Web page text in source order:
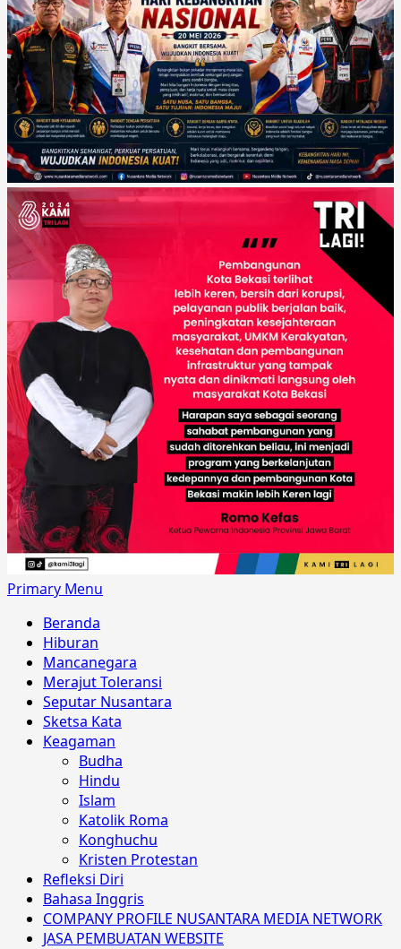
Primary Menu
Beranda
Hiburan
Mancanegara
Merajut Toleransi
Seputar Nusantara
Sketsa Kata
Keagaman
Budha
Hindu
Islam
Katolik Roma
Konghuchu
Kristen Protestan
Refleksi Diri
Bahasa Inggris
COMPANY PROFILE NUSANTARA MEDIA NETWORK
JASA PEMBUATAN WEBSITE